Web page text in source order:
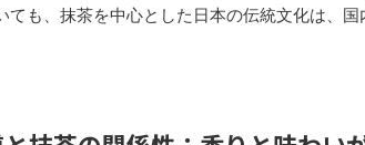
ても、抹茶を中心とした日本の伝統文化は、